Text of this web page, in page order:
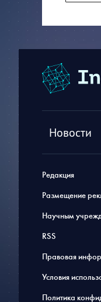
Новости
Редакция
Размещение
Научным
RSS
Правовая
Условия
Политика